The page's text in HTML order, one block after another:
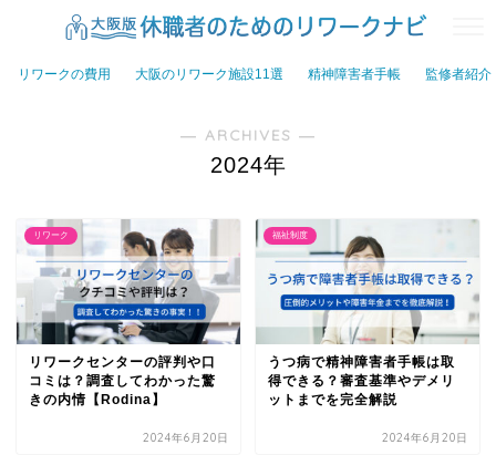
リワークの費用 大阪のリワーク施設11選 精神障害者手帳 監修者紹介
― ARCHIVES ―
2024年
リワーク
リワークセンターの評判や口
コミは？調査してわかった驚
きの内情【Rodina】
2024年6月20日
福祉制度
うつ病で精神障害者手帳は取
得できる？審査基準やデメリ
ットまでを完全解説
2024年6月20日